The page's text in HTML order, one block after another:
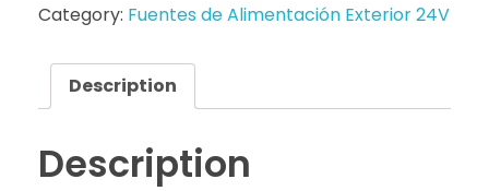
Category: Fuentes de Alimentación Exterior 24V
Description
Description